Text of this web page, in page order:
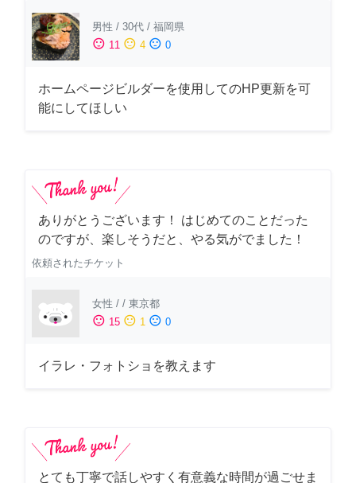
男性 / 30代 / 福岡県
sentiment_satisfied 11 sentiment_neutral 4 sentiment_dissatisfied 0
ホームページビルダーを使用してのHP更新を可
能にしてほしい
ありがとうございます！ はじめてのことだった
のですが、楽しそうだと、やる気がでました！
依頼されたチケット
女性 / / 東京都
sentiment_satisfied 15 sentiment_neutral 1 sentiment_dissatisfied 0
イラレ・フォトショを教えます
とても丁寧で話しやすく有意義な時間が過ごせま